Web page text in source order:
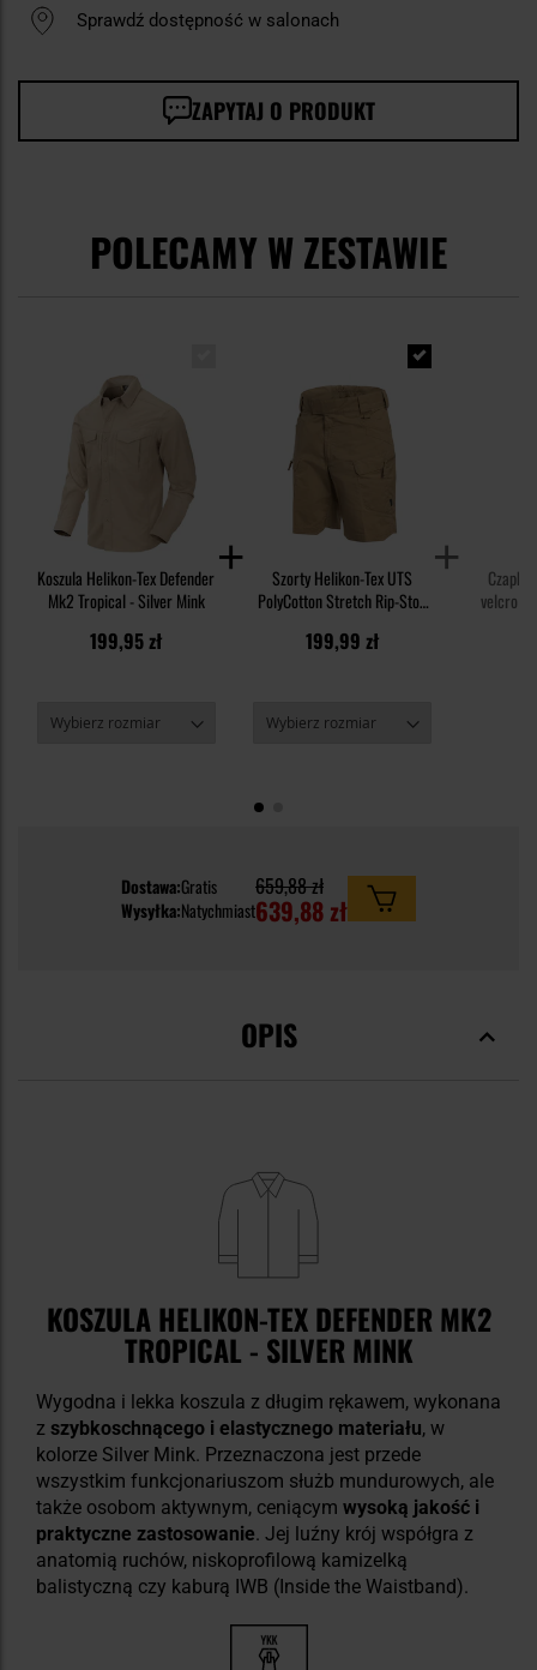
Sprawdź dostępność w salonach
ZAPYTAJ O PRODUKT
POLECAMY W ZESTAWIE
Koszula Helikon-Tex Defender
Mk2 Tropical - Silver Mink
199,95 zł
Szorty Helikon-Tex UTS
PolyCotton Stretch Rip-Stop
199,99 zł
velcro
Dostawa:Gratis
Wysyłka:Natychmiast
659,88 zł
639,88 zł
OPIS
KOSZULA HELIKON-TEX DEFENDER MK2
TROPICAL - SILVER MINK
Wygodna i lekka koszula z długim rękawem, wykonana
z szybkoschnącego i elastycznego materiału, w
kolorze Silver Mink. Przeznaczona jest przede
wszystkim funkcjonariuszom służb mundurowych, ale
także osobom aktywnym, ceniącym wysoką jakość i
praktyczne zastosowanie. Jej luźny krój współgra z
anatomią ruchów, niskoprofilową kamizelką
balistyczną czy kaburą IWB (Inside the Waistband).